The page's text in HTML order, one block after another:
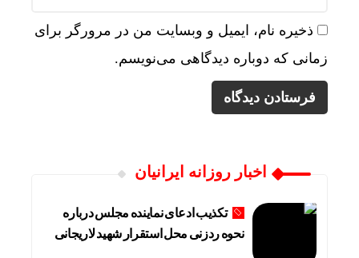
ذخیره نام، ایمیل و وبسایت من در مرورگر برای
زمانی که دوباره دیدگاهی می‌نویسم.
اخبار روزانه ایرانیان
تکذیب ادعای نماینده مجلس درباره
نحوه ردزنی محل استقرار شهید لاریجانی